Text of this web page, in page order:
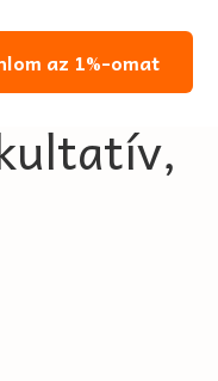
az 1%-omat